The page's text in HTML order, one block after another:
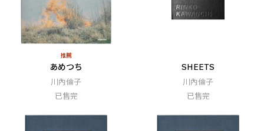
推薦
あめつち
川內倫子
已售完
SHEETS
川內倫子
已售完